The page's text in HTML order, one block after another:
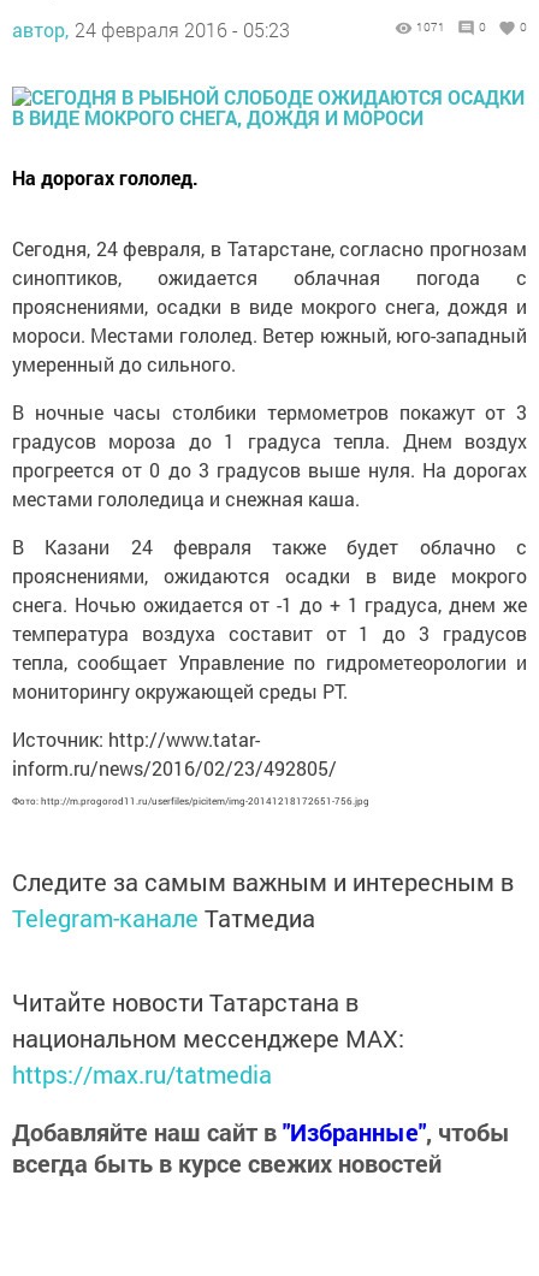
автор, 24 февраля 2016 - 05:23 1071 0 0
На дорогах гололед.
Сегодня, 24 февраля, в Татарстане, согласно прогнозам
синоптиков, ожидается облачная погода с
прояснениями, осадки в виде мокрого снега, дождя и
мороси. Местами гололед. Ветер южный, юго-западный
умеренный до сильного.
В ночные часы столбики термометров покажут от 3
градусов мороза до 1 градуса тепла. Днем воздух
прогреется от 0 до 3 градусов выше нуля. На дорогах
местами гололедица и снежная каша.
В Казани 24 февраля также будет облачно с
прояснениями, ожидаются осадки в виде мокрого
снега. Ночью ожидается от -1 до + 1 градуса, днем же
температура воздуха составит от 1 до 3 градусов
тепла, сообщает Управление по гидрометеорологии и
мониторингу окружающей среды РТ.
Источник: http://www.tatar-
inform.ru/news/2016/02/23/492805/
Фото: http://m.progorod11.ru/userfiles/picitem/img-20141218172651-756.jpg
Следите за самым важным и интересным в
Telegram-канале Татмедиа
Читайте новости Татарстана в
национальном мессенджере MАХ:
https://max.ru/tatmedia
Добавляйте наш сайт в"Избранные", чтобы
всегда быть в курсе свежих новостей